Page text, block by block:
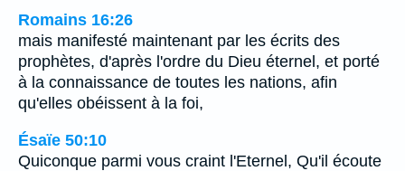
Romains 16:26
mais manifesté maintenant par les écrits des
prophètes, d'après l'ordre du Dieu éternel, et porté
à la connaissance de toutes les nations, afin
qu'elles obéissent à la foi,
Ésaïe 50:10
Quiconque parmi vous craint l'Eternel, Qu'il écoute